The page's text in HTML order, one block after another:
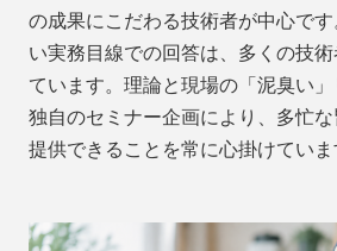
の成果にこだわる技術者が中心で
い実務目線での回答は、多くの技
ています。理論と現場の「泥臭い
独自のセミナー企画により、多忙
提供できることを常に心掛けていま